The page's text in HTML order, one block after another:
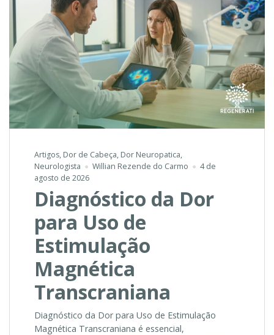
Artigos, Dor de Cabeça, Dor Neuropatica,
Neurologista
Willian Rezende do Carmo
4 de
agosto de 2026
Diagnóstico da Dor
para Uso de
Estimulação
Magnética
Transcraniana
Diagnóstico da Dor para Uso de Estimulação
Magnética Transcraniana é essencial,